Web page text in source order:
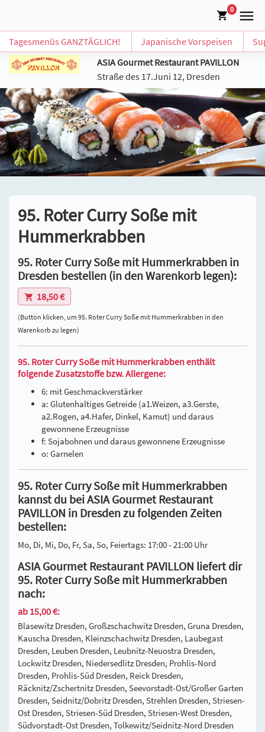
0
Tagesmenüs GANZTÄGLICH! Japanische Vorspeisen
ASIA Gourmet Restaurant PAVILLON
Straße des 17.Juni 12, Dresden
95. Roter Curry Soße mit
Hummerkrabben
95. Roter Curry Soße mit Hummerkrabben in
Dresden bestellen (in den Warenkorb legen):
18,50 €
(Button klicken, um 95. Roter Curry Soße mit Hummerkrabben in den
Warenkorb zu legen)
95. Roter Curry Soße mit Hummerkrabben enthält
folgende Zusatzstoffe bzw. Allergene:
6: mit Geschmackverstärker
a: Glutenhaltiges Getreide (a1.Weizen, a3.Gerste,
a2.Rogen, a4.Hafer, Dinkel, Kamut) und daraus
gewonnene Erzeugnisse
f: Sojabohnen und daraus gewonnene Erzeugnisse
o: Garnelen
95. Roter Curry Soße mit Hummerkrabben
kannst du bei ASIA Gourmet Restaurant
PAVILLON in Dresden zu folgenden Zeiten
bestellen:
Mo, Di, Mi, Do, Fr, Sa, So, Feiertags: 17:00 - 21:00 Uhr
ASIA Gourmet Restaurant PAVILLON liefert dir
95. Roter Curry Soße mit Hummerkrabben
nach:
ab 15,00 €:
Blasewitz Dresden, Großzschachwitz Dresden, Gruna Dresden,
Kauscha Dresden, Kleinzschachwitz Dresden, Laubegast
Dresden, Leuben Dresden, Leubnitz-Neuostra Dresden,
Lockwitz Dresden, Niedersedlitz Dresden, Prohlis-Nord
Dresden, Prohlis-Süd Dresden, Reick Dresden,
Räcknitz/Zschertnitz Dresden, Seevorstadt-Ost/Großer Garten
Dresden, Seidnitz/Dobritz Dresden, Strehlen Dresden, Striesen-
Ost Dresden, Striesen-Süd Dresden, Striesen-West Dresden,
Südvorstadt-Ost Dresden, Tolkewitz/Seidnitz-Nord Dresden